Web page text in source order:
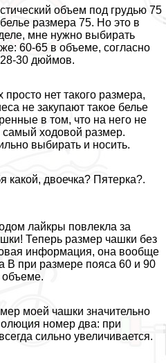
объем под гpyдью 75
размера 75. Но это в
мне нужно выбирать
60-65 в объеме, согласно
30 дюймов.
нет такого размера,
не закупают такое белье
в том, что на него не
самый ходовой размер.
выбирать и носить.
какой, двоечка? Пятерка?.
лайкры повлекла за
Теперь размер чашки без
информация, она вообще
B при размере пояса 60 и 90
моей чашки значительно
номер два: при
сильно увеличивается.